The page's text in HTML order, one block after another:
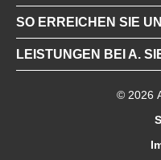
SO ERREICHEN SIE
LEISTUNGEN BEI A.
© 2026